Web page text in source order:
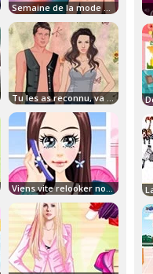
Semaine de la mode avec Justin Bieber!
Tu les as reconnu, va vite les relooker!
Viens vite relooker notre petite star!